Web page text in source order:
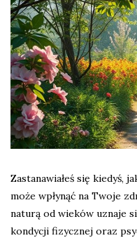
Zastanawiałeś się kiedyś,
może wpłynąć na Twoje
naturą od wieków uznaje
kondycji fizycznej oraz